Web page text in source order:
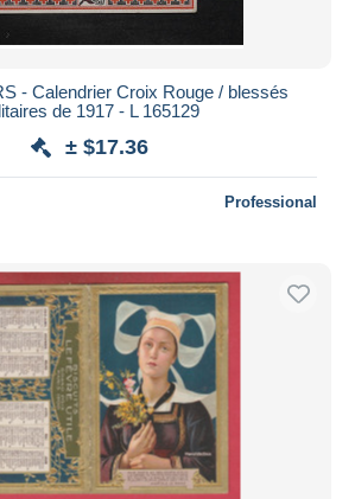
- Calendrier Croix Rouge / blessés
de 1917 - L 165129
± $17.36
Professional